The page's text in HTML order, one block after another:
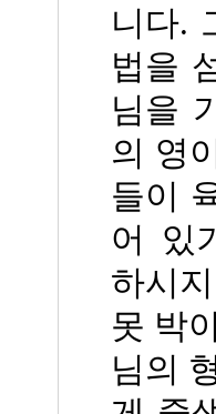
니다.
법을
님을
의 영
들이
어 있
하시
못 박
님의